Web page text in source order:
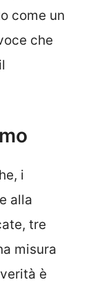
come un
che
i
alla
tre
misura
è